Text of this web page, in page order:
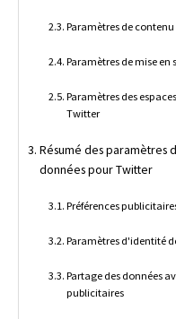
Paramètres de
Paramètres de mise en
Paramètres des
Twitter
Résumé des paramètres
données pour Twitter
Préférences
Paramètres d'identité
Partage des données
publicitaires